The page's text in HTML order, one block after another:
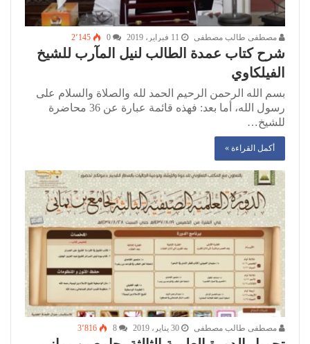
مصطفى طالب مصطفى 11 فبراير، 2019 2٬145
شرح كتاب عمدة الطالب لنيل المآرب للشيخ
الفيلكاوي
بسم الله الرحمن الرحيم الحمد لله والصلاة والسلام على
رسول الله، أما بعد: فهذه قائمة عبارة عن 36 محاضرة
للشيخ…
أكمل القراءة »
مصطفى طالب مصطفى 30 يناير، 2019 3٬816